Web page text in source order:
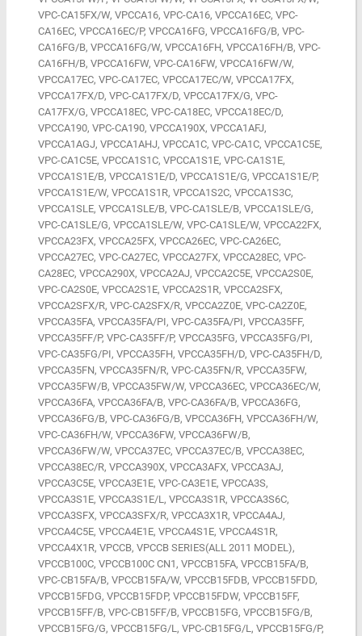
VPC-CA15FX/W, VPCCA16, VPC-CA16, VPCCA16EC, VPC-
CA16EC, VPCCA16EC/P, VPCCA16FG, VPCCA16FG/B, VPC-
CA16FG/B, VPCCA16FG/W, VPCCA16FH, VPCCA16FH/B, VPC-
CA16FH/B, VPCCA16FW, VPC-CA16FW, VPCCA16FW/W,
VPCCA17EC, VPC-CA17EC, VPCCA17EC/W, VPCCA17FX,
VPCCA17FX/D, VPC-CA17FX/D, VPCCA17FX/G, VPC-
CA17FX/G, VPCCA18EC, VPC-CA18EC, VPCCA18EC/D,
VPCCA190, VPC-CA190, VPCCA190X, VPCCA1AFJ,
VPCCA1AGJ, VPCCA1AHJ, VPCCA1C, VPC-CA1C, VPCCA1C5E,
VPC-CA1C5E, VPCCA1S1C, VPCCA1S1E, VPC-CA1S1E,
VPCCA1S1E/B, VPCCA1S1E/D, VPCCA1S1E/G, VPCCA1S1E/P,
VPCCA1S1E/W, VPCCA1S1R, VPCCA1S2C, VPCCA1S3C,
VPCCA1SLE, VPCCA1SLE/B, VPC-CA1SLE/B, VPCCA1SLE/G,
VPC-CA1SLE/G, VPCCA1SLE/W, VPC-CA1SLE/W, VPCCA22FX,
VPCCA23FX, VPCCA25FX, VPCCA26EC, VPC-CA26EC,
VPCCA27EC, VPC-CA27EC, VPCCA27FX, VPCCA28EC, VPC-
CA28EC, VPCCA290X, VPCCA2AJ, VPCCA2C5E, VPCCA2S0E,
VPC-CA2S0E, VPCCA2S1E, VPCCA2S1R, VPCCA2SFX,
VPCCA2SFX/R, VPC-CA2SFX/R, VPCCA2Z0E, VPC-CA2Z0E,
VPCCA35FA, VPCCA35FA/PI, VPC-CA35FA/PI, VPCCA35FF,
VPCCA35FF/P, VPC-CA35FF/P, VPCCA35FG, VPCCA35FG/PI,
VPC-CA35FG/PI, VPCCA35FH, VPCCA35FH/D, VPC-CA35FH/D,
VPCCA35FN, VPCCA35FN/R, VPC-CA35FN/R, VPCCA35FW,
VPCCA35FW/B, VPCCA35FW/W, VPCCA36EC, VPCCA36EC/W,
VPCCA36FA, VPCCA36FA/B, VPC-CA36FA/B, VPCCA36FG,
VPCCA36FG/B, VPC-CA36FG/B, VPCCA36FH, VPCCA36FH/W,
VPC-CA36FH/W, VPCCA36FW, VPCCA36FW/B,
VPCCA36FW/W, VPCCA37EC, VPCCA37EC/B, VPCCA38EC,
VPCCA38EC/R, VPCCA390X, VPCCA3AFX, VPCCA3AJ,
VPCCA3C5E, VPCCA3E1E, VPC-CA3E1E, VPCCA3S,
VPCCA3S1E, VPCCA3S1E/L, VPCCA3S1R, VPCCA3S6C,
VPCCA3SFX, VPCCA3SFX/R, VPCCA3X1R, VPCCA4AJ,
VPCCA4C5E, VPCCA4E1E, VPCCA4S1E, VPCCA4S1R,
VPCCA4X1R, VPCCB, VPCCB SERIES(ALL 2011 MODEL),
VPCCB100C, VPCCB100C CN1, VPCCB15FA, VPCCB15FA/B,
VPC-CB15FA/B, VPCCB15FA/W, VPCCB15FDB, VPCCB15FDD,
VPCCB15FDG, VPCCB15FDP, VPCCB15FDW, VPCCB15FF,
VPCCB15FF/B, VPC-CB15FF/B, VPCCB15FG, VPCCB15FG/B,
VPCCB15FG/G, VPCCB15FG/L, VPC-CB15FG/L, VPCCB15FG/P,